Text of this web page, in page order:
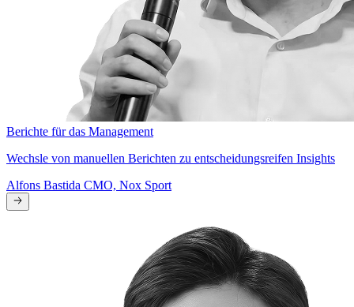
Berichte für das Management
Wechsle von manuellen Berichten zu entscheidungsreifen Insights
Alfons Bastida CMO, Nox Sport